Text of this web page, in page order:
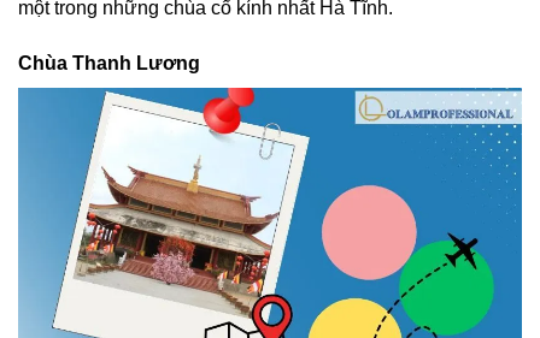
một trong những chùa cổ kính nhất Hà Tĩnh.
Chùa Thanh Lương